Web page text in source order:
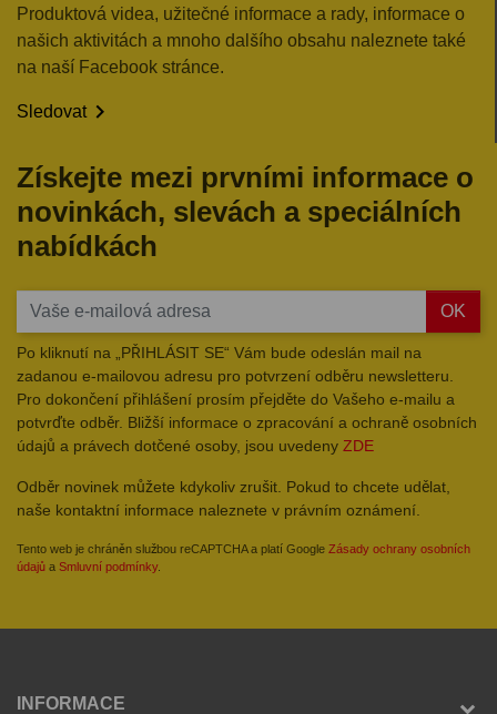
Produktová videa, užitečné informace a rady, informace o
našich aktivitách a mnoho dalšího obsahu naleznete také
na naší Facebook stránce.
Sledovat
Získejte mezi prvními informace o
novinkách, slevách a speciálních
nabídkách
OK
Po kliknutí na „PŘIHLÁSIT SE“ Vám bude odeslán mail na
zadanou e-mailovou adresu pro potvrzení odběru newsletteru.
Pro dokončení přihlášení prosím přejděte do Vašeho e-mailu a
potvrďte odběr. Bližší informace o zpracování a ochraně osobních
údajů a právech dotčené osoby, jsou uvedeny ZDE
Odběr novinek můžete kdykoliv zrušit. Pokud to chcete udělat,
naše kontaktní informace naleznete v právním oznámení.
Tento web je chráněn službou reCAPTCHA a platí Google Zásady ochrany osobních
údajů a Smluvní podmínky.
INFORMACE